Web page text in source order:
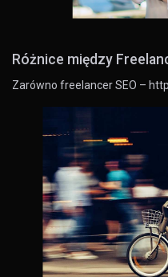
Różnice między
Zarówno freelancer SEO –